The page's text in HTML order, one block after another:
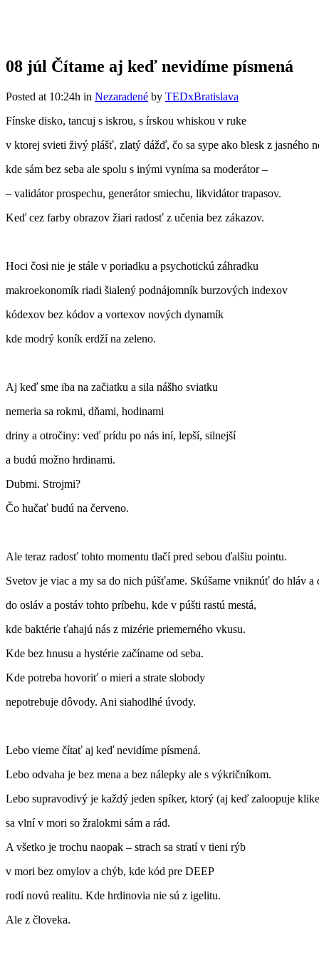
08 júl Čítame aj keď nevidíme písmená
Posted at 10:24h in Nezaradené by TEDxBratislava
Fínske disko, tancuj s iskrou, s írskou whiskou v ruke
v ktorej svieti živý plášť, zlatý dážď, čo sa sype ako blesk z jasného
kde sám bez seba ale spolu s inými vyníma sa moderátor –
– validátor prospechu, generátor smiechu, likvidátor trapasov.
Keď cez farby obrazov žiari radosť z učenia bez zákazov.
Hoci čosi nie je stále v poriadku a psychotickú záhradku
makroekonomík riadi šialený podnájomník burzových indexov
kódexov bez kódov a vortexov nových dynamík
kde modrý koník erdží na zeleno.
Aj keď sme iba na začiatku a sila nášho sviatku
nemeria sa rokmi, dňami, hodinami
driny a otročiny: veď prídu po nás iní, lepší, silnejší
a budú možno hrdinami.
Dubmi. Strojmi?
Čo hučať budú na červeno.
Ale teraz radosť tohto momentu tlačí pred sebou ďalšiu pointu.
Svetov je viac a my sa do nich púšťame. Skúšame vniknúť do hláv a
do osláv a postáv tohto príbehu, kde v púšti rastú mestá,
kde baktérie ťahajú nás z mizérie priemerného vkusu.
Kde bez hnusu a hystérie začíname od seba.
Kde potreba hovoriť o mieri a strate slobody
nepotrebuje dôvody. Ani siahodlhé úvody.
Lebo vieme čítať aj keď nevidíme písmená.
Lebo odvaha je bez mena a bez nálepky ale s výkričníkom.
Lebo supravodivý je každý jeden spíker, ktorý (aj keď zaloopuje
sa vlní v mori so žralokmi sám a rád.
A všetko je trochu naopak – strach sa stratí v tieni rýb
v mori bez omylov a chýb, kde kód pre DEEP
rodí novú realitu. Kde hrdinovia nie sú z igelitu.
Ale z človeka.